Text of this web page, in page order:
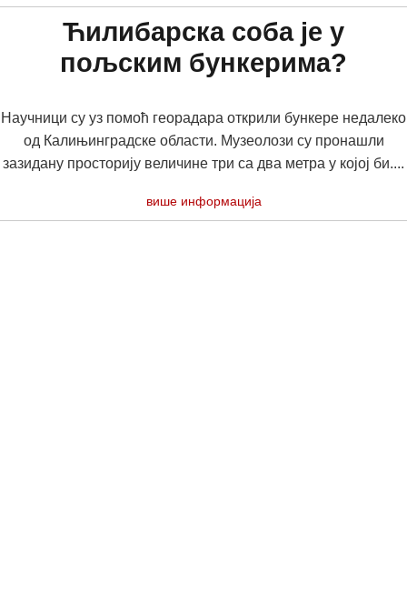
Ћилибарска соба је у
пољским бункерима?
Научници су уз помоћ георадара открили бункере недалеко
од Калињинградске области. Музеолози су пронашли
зазидану просторију величине три са два метра у којој би....
више информација